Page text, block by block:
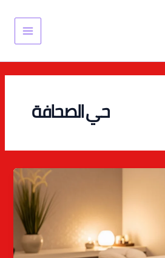
Main
Menu
حي الصحافة